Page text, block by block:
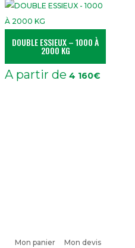
DOUBLE ESSIEUX – 1000 À
2000 KG
A partir de 4 160€
Mon panier Mon devis